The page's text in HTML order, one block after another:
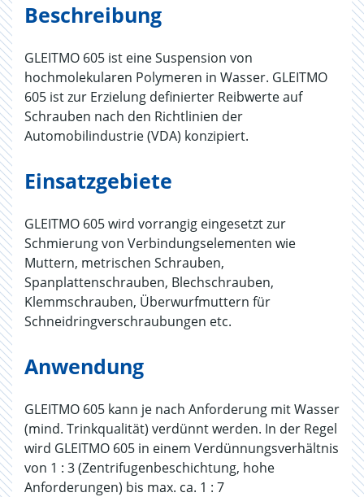
Beschreibung
GLEITMO 605 ist eine Suspension von
hochmolekularen Polymeren in Wasser. GLEITMO
605 ist zur Erzielung definierter Reibwerte auf
Schrauben nach den Richtlinien der
Automobilindustrie (VDA) konzipiert.
Einsatzgebiete
GLEITMO 605 wird vorrangig eingesetzt zur
Schmierung von Verbindungselementen wie
Muttern, metrischen Schrauben,
Spanplattenschrauben, Blechschrauben,
Klemmschrauben, Überwurfmuttern für
Schneidringverschraubungen etc.
Anwendung
GLEITMO 605 kann je nach Anforderung mit Wasser
(mind. Trinkqualität) verdünnt werden. In der Regel
wird GLEITMO 605 in einem Verdünnungsverhältnis
von 1 : 3 (Zentrifugenbeschichtung, hohe
Anforderungen) bis max. ca. 1 : 7